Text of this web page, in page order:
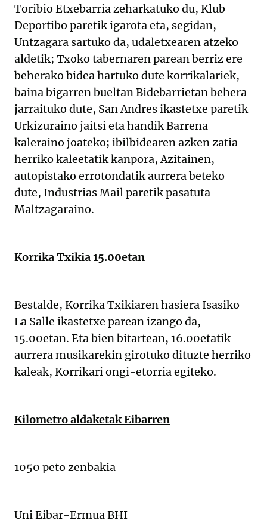
Toribio Etxebarria zeharkatuko du, Klub
Deportibo paretik igarota eta, segidan,
Untzagara sartuko da, udaletxearen atzeko
aldetik; Txoko tabernaren parean berriz ere
beherako bidea hartuko dute korrikalariek,
baina bigarren bueltan Bidebarrietan behera
jarraituko dute, San Andres ikastetxe paretik
Urkizuraino jaitsi eta handik Barrena
kaleraino joateko; ibilbidearen azken zatia
herriko kaleetatik kanpora, Azitainen,
autopistako errotondatik aurrera beteko
dute, Industrias Mail paretik pasatuta
Maltzagaraino.
Korrika Txikia 15.00etan
Bestalde, Korrika Txikiaren hasiera Isasiko
La Salle ikastetxe parean izango da,
15.00etan. Eta bien bitartean, 16.00etatik
aurrera musikarekin girotuko dituzte herriko
kaleak, Korrikari ongi-etorria egiteko.
Kilometro aldaketak Eibarren
1050 peto zenbakia
Uni Eibar-Ermua BHI